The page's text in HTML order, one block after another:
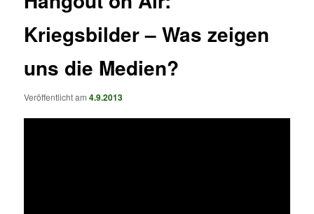
Kriegsbilder – Was zeigen
uns die Medien?
Veröffentlicht am4.9.2013